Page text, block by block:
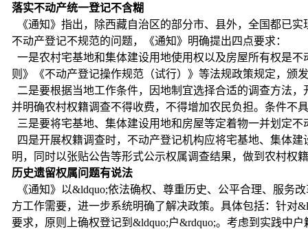
落实不动产统一登记不含糊
《通知》指出，除西藏自治区的部分市、县外，全国都已
不动产登记不规范的问题，《通知》明确提出四点要求：
一是农村宅基地和集体建设用地使用权以及房屋所有权是
则》《不动产登记操作规范（试行）》等法规政策规定，颁
二是要根据当地工作条件，因地制宜选择合适的调查方法
并明确农村权籍调查不得收费，不得增加农民负担。条件不
三是要将宅基地、集体建设用地和房屋等定着物一并划定
四是开展权籍调查时，不动产登记机构应将宅基地、集体
明，同时以张贴公告等形式公示权属调查结果，做到农村权
历史遗留权属问题有说法
《通知》以&ldquo;依法确权、尊重历史、公平合理、服务
方工作需要，进一步系统明确了解决政策。具体包括：针对
要求，原则上确权登记到&ldquo;户&rdquo;。考虑到实践中